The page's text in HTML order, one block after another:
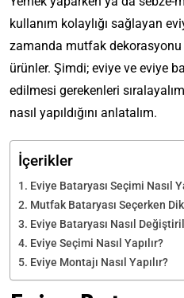
kullanım kolaylığı sağlayan
zamanda mutfak
ürünler. Şimdi; eviye ve eviye
edilmesi gerekenleri
nasıl yapıldığını anlatalım.
İçerikler
Eviye Bataryası Seçimi Nasıl
Mutfak Bataryası Seçerken
Eviye Bataryası Nasıl
Eviye Seçimi Nasıl Yapılır?
Eviye Montajı Nasıl Yapılır?